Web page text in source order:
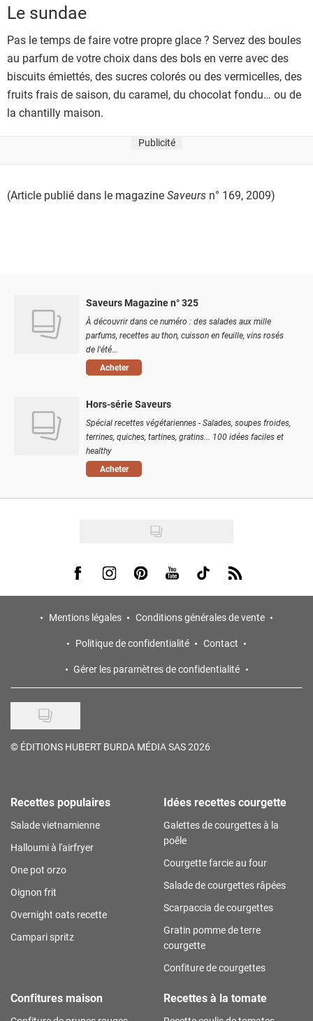
Le sundae
Pas le temps de faire votre propre glace ? Servez des boules
au parfum de votre choix dans des bols en verre avec des
biscuits émiettés, des sucres colorés ou des vermicelles, des
fruits frais de saison, du caramel, du chocolat fondu… ou de
la chantilly maison.
Publicité
(Article publié dans le magazineSaveurs n° 169, 2009)
Saveurs Magazine n° 325
À découvrir dans ce numéro : des salades aux mille
parfums, recettes au thon, cuisson en feuille, vins rosés
de l'été...
Acheter
Hors-série Saveurs
Spécial recettes végétariennes - Salades, soupes froides,
terrines, quiches, tartines, gratins... 100 idées faciles et
healthy
Acheter
Visit us on Facebook
Visit us on Instagram
Visit us on Pinterest
Visit us on Youtube
Visit us on Tiktok
Visit us on Rss
Mentions légales
Conditions générales de vente
Politique de confidentialité
Contact
Gérer les paramètres de confidentialité
© ÉDITIONS HUBERT BURDA MÉDIA SAS 2026
Recettes populaires
Salade vietnamienne
Halloumi à l'airfryer
One pot orzo
Oignon frit
Overnight oats recette
Campari spritz
Idées recettes courgette
Galettes de courgettes à la
poêle
Courgette farcie au four
Salade de courgettes râpées
Scarpaccia de courgettes
Gratin pomme de terre
courgette
Confiture de courgettes
Confitures maison Recettes à la tomate